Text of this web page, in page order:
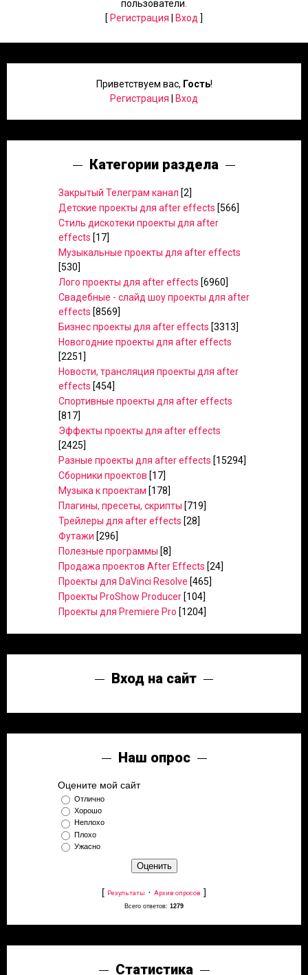
пользователи.
[ Регистрация Вход ]
Приветствуем вас, Гость!
Регистрация
Вход
Категории раздела
Закрытый Телеграм канал [2]
Детские проекты для after effects [566]
Стиль дискотеки проекты для after
effects [17]
Музыкальные проекты для after effects
[530]
Лого проекты для after effects [6960]
Свадебные - слайд шоу проекты для after
effects [8569]
Бизнес проекты для after effects [3313]
Новогодние проекты для after effects
[2251]
Новости, трансляция проекты для after
effects [454]
Спортивные проекты для after effects
[817]
Эффекты проекты для after effects
[2425]
Разные проекты для after effects [15294]
Сборники проектов [17]
Музыка к проектам [178]
Плагины, пресеты, скрипты [719]
Трейлеры для after effects [28]
Футажи [296]
Полезные программы [8]
Продажа проектов After Effects [24]
Проекты для DaVinci Resolve [465]
Проекты ProShow Producer [104]
Проекты для Premiere Pro [1204]
Вход на сайт
Наш опрос
Оцените мой сайт
Отлично
Хорошо
Неплохо
Плохо
Ужасно
[ Результаты · Архив опросов ]
Всего ответов: 1279
Статистика